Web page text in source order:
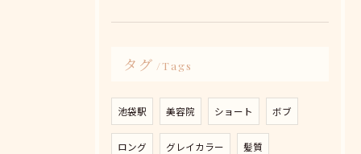
タグ Tags
池袋駅 美容院 ショート ボブ
ロング グレイカラー 髪質